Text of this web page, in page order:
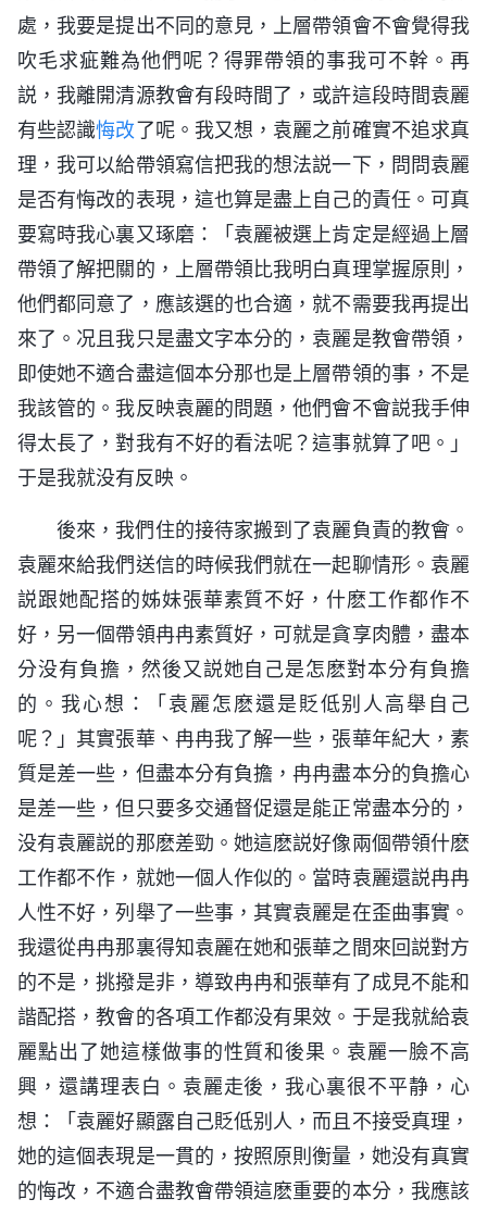
處，我要是提出不同的意見，上層帶領會不會覺得我
吹毛求疵難為他們呢？得罪帶領的事我可不幹。再
説，我離開清源教會有段時間了，或許這段時間袁麗
有些認識悔改了呢。我又想，袁麗之前確實不追求真
理，我可以給帶領寫信把我的想法説一下，問問袁麗
是否有悔改的表現，這也算是盡上自己的責任。可真
要寫時我心裏又琢磨：「袁麗被選上肯定是經過上層
帶領了解把關的，上層帶領比我明白真理掌握原則，
他們都同意了，應該選的也合適，就不需要我再提出
來了。况且我只是盡文字本分的，袁麗是教會帶領，
即使她不適合盡這個本分那也是上層帶領的事，不是
我該管的。我反映袁麗的問題，他們會不會説我手伸
得太長了，對我有不好的看法呢？這事就算了吧。」
于是我就没有反映。
後來，我們住的接待家搬到了袁麗負責的教會。
袁麗來給我們送信的時候我們就在一起聊情形。袁麗
説跟她配搭的姊妹張華素質不好，什麽工作都作不
好，另一個帶領冉冉素質好，可就是貪享肉體，盡本
分没有負擔，然後又説她自己是怎麽對本分有負擔
的。我心想：「袁麗怎麽還是貶低别人高舉自己
呢？」其實張華、冉冉我了解一些，張華年紀大，素
質是差一些，但盡本分有負擔，冉冉盡本分的負擔心
是差一些，但只要多交通督促還是能正常盡本分的，
没有袁麗説的那麽差勁。她這麽説好像兩個帶領什麽
工作都不作，就她一個人作似的。當時袁麗還説冉冉
人性不好，列舉了一些事，其實袁麗是在歪曲事實。
我還從冉冉那裏得知袁麗在她和張華之間來回説對方
的不是，挑撥是非，導致冉冉和張華有了成見不能和
諧配搭，教會的各項工作都没有果效。于是我就給袁
麗點出了她這樣做事的性質和後果。袁麗一臉不高
興，還講理表白。袁麗走後，我心裏很不平静，心
想：「袁麗好顯露自己貶低别人，而且不接受真理，
她的這個表現是一貫的，按照原則衡量，她没有真實
的悔改，不適合盡教會帶領這麽重要的本分，我應該